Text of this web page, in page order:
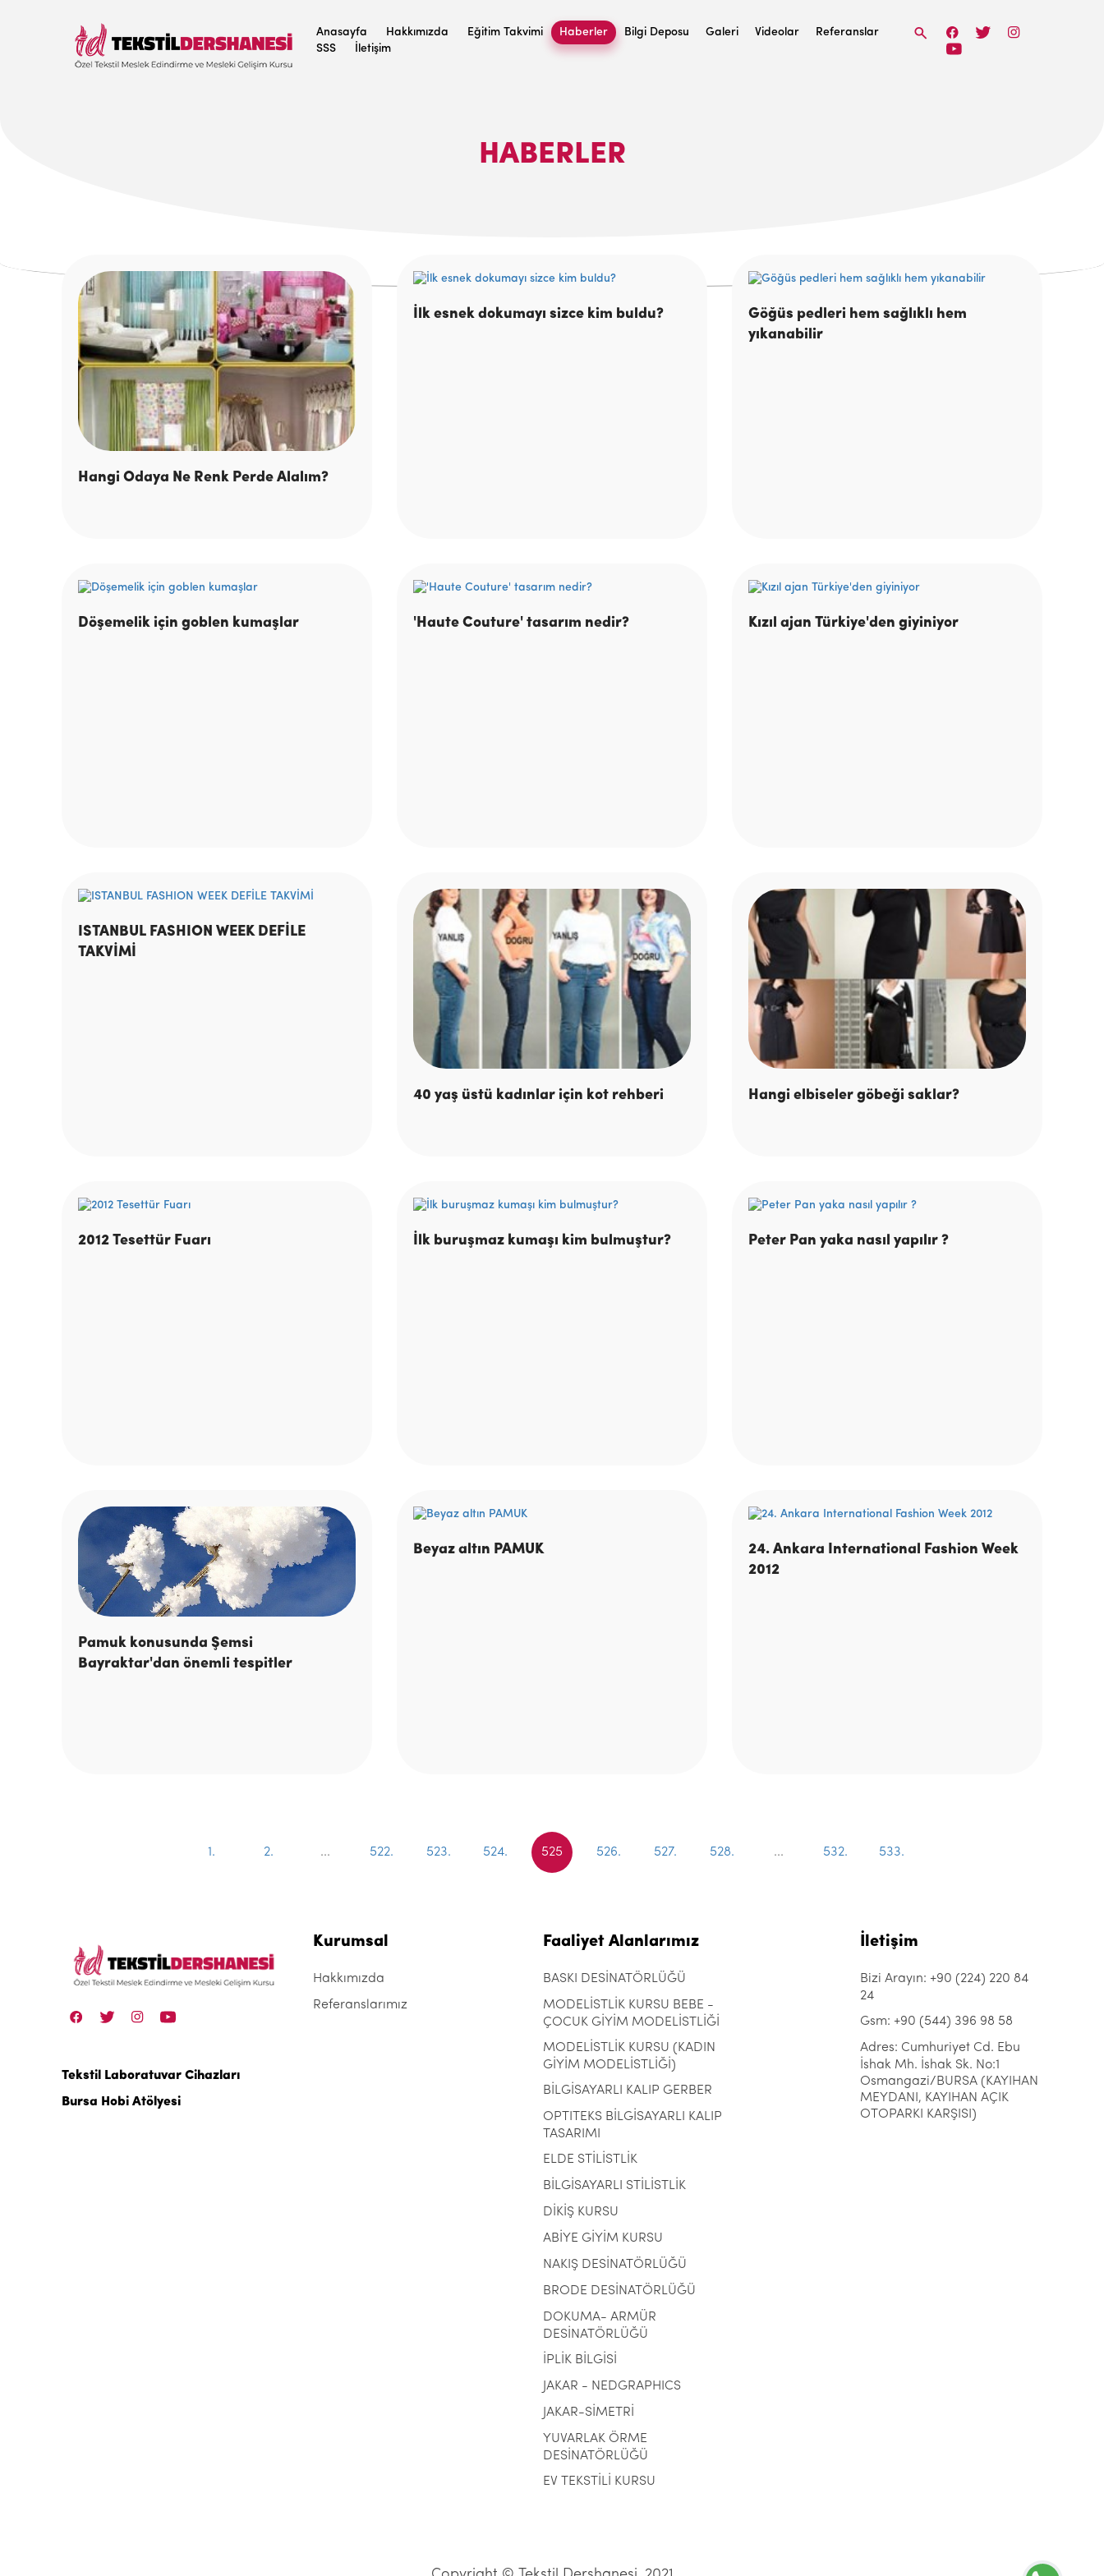
Anasayfa Hakkımızda Eğitim Takvimi Haberler Bilgi Deposu Galeri Videolar
Referanslar
SSS
İletişim
HABERLER
Hangi Odaya Ne Renk Perde Alalım?
İlk esnek dokumayı sizce kim buldu?
Göğüs pedleri hem sağlıklı hem
yıkanabilir
Döşemelik için goblen kumaşlar 'Haute Couture' tasarım nedir? Kızıl ajan Türkiye'den giyiniyor
ISTANBUL FASHION WEEK DEFİLE
TAKVİMİ
40 yaş üstü kadınlar için kot rehberi Hangi elbiseler göbeği saklar?
2012 Tesettür Fuarı İlk buruşmaz kumaşı kim bulmuştur? Peter Pan yaka nasıl yapılır ?
Pamuk konusunda Şemsi
Bayraktar'dan önemli tespitler
Beyaz altın PAMUK
24. Ankara International Fashion Week
2012
1. 2. ... 522. 523. 524. 525 526. 527. 528. ... 532. 533.
Tekstil Laboratuvar Cihazları
Bursa Hobi Atölyesi
Kurumsal
Hakkımızda
Referanslarımız
Faaliyet Alanlarımız
BASKI DESİNATÖRLÜĞÜ
MODELİSTLİK KURSU BEBE -
ÇOCUK GİYİM MODELİSTLİĞİ
MODELİSTLİK KURSU (KADIN
GİYİM MODELİSTLİĞİ)
BİLGİSAYARLI KALIP GERBER
OPTITEKS BİLGİSAYARLI KALIP
TASARIMI
ELDE STİLİSTLİK
BİLGİSAYARLI STİLİSTLİK
DİKİŞ KURSU
ABİYE GİYİM KURSU
NAKIŞ DESİNATÖRLÜĞÜ
BRODE DESİNATÖRLÜĞÜ
DOKUMA- ARMÜR
DESİNATÖRLÜĞÜ
İPLİK BİLGİSİ
JAKAR - NEDGRAPHICS
JAKAR-SİMETRİ
YUVARLAK ÖRME
DESİNATÖRLÜĞÜ
EV TEKSTİLİ KURSU
İletişim
Bizi Arayın: +90 (224) 220 84
24
Gsm: +90 (544) 396 98 58
Adres: Cumhuriyet Cd. Ebu
İshak Mh. İshak Sk. No:1
Osmangazi/BURSA (KAYIHAN
MEYDANI, KAYIHAN AÇIK
OTOPARKI KARŞISI)